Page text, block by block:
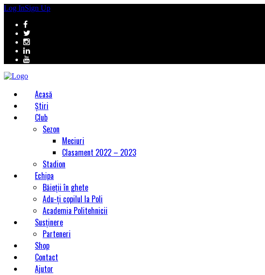
Log InSign Up
Acasă
Știri
Club
Sezon
Meciuri
Clasament 2022 – 2023
Stadion
Echipa
Băieții în ghete
Adu-ți copilul la Poli
Academia Politehnicii
Susținere
Parteneri
Shop
Contact
Ajutor